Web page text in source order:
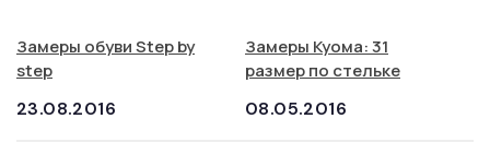
Замеры обуви Step by
step
23.08.2016
Замеры Куома: 31
размер по стельке
08.05.2016